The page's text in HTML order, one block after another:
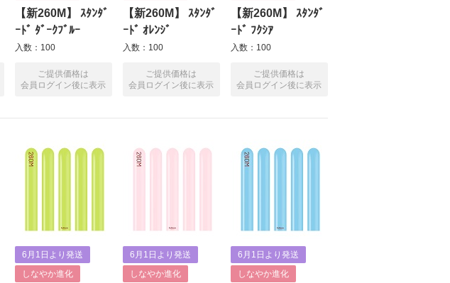
【新260M】 ｽﾀﾝﾀﾞ
ｰﾄﾞ ﾀﾞｰｸﾌﾞﾙｰ
入数：100
ご提供価格は
会員ログイン後に表示
【新260M】 ｽﾀﾝﾀﾞ
ｰﾄﾞ ｵﾚﾝｼﾞ
入数：100
ご提供価格は
会員ログイン後に表示
【新260M】 ｽﾀﾝﾀﾞ
ｰﾄﾞ ﾌｸｼｱ
入数：100
ご提供価格は
会員ログイン後に表示
6月1日より発送
しなやか進化
6月1日より発送
しなやか進化
6月1日より発送
しなやか進化